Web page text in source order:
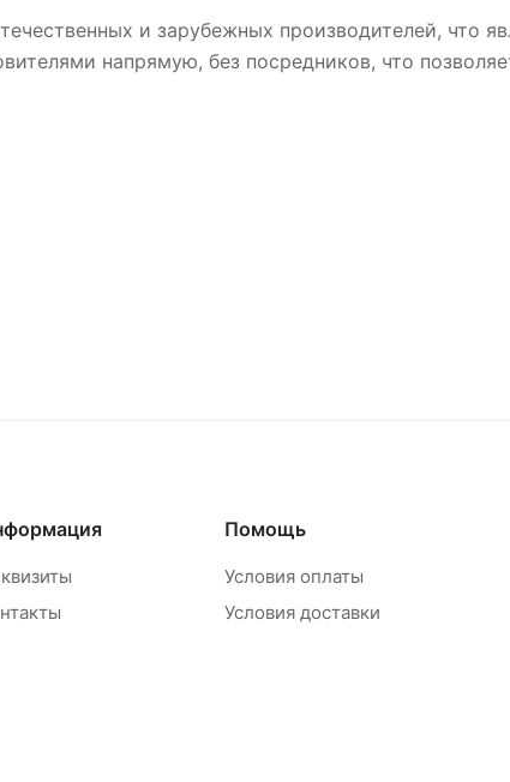
и зарубежных производителей, что
напрямую, без посредников, что
Помощь
Условия оплаты
Условия доставки